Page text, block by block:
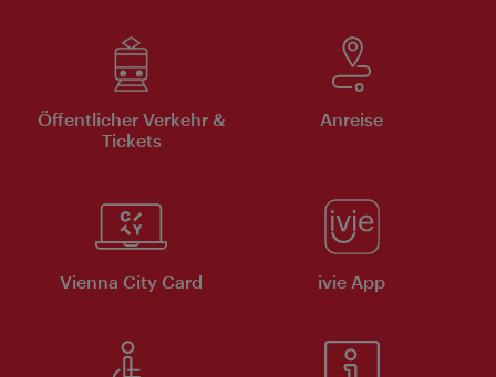
Öffentlicher Verkehr &
Tickets
Anreise
Vienna City Card ivie App